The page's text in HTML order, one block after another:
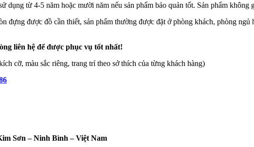
dụng từ 4-5 năm hoặc mười năm nếu sản phẩm bảo quản tốt. Sản phẩm
đựng được đồ cần thiết, sản phẩm thường được đặt ở phòng khách, phòng
liên hệ để được phục vụ tốt nhất!
cỡ, màu sắc riêng, trang trí theo sở thích của từng khách hàng)
Sơn – Ninh Bình – Việt Nam